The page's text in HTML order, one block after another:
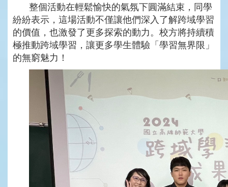
整個活動在輕鬆愉快的氣氛下圓滿結束，同學
紛紛表示，這場活動不僅讓他們深入了解跨域學習
的價值，也激發了更多探索的動力。校方將持續積
極推動跨域學習，讓更多學生體驗「學習無界限」
的無窮魅力！